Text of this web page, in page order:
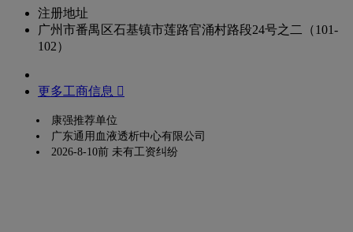
注册地址
广州市番禺区石基镇市莲路官涌村路段24号之二（101-
102）
更多工商信息 
康强推荐单位
广东通用血液透析中心有限公司
2026-8-10前 未有工资纠纷